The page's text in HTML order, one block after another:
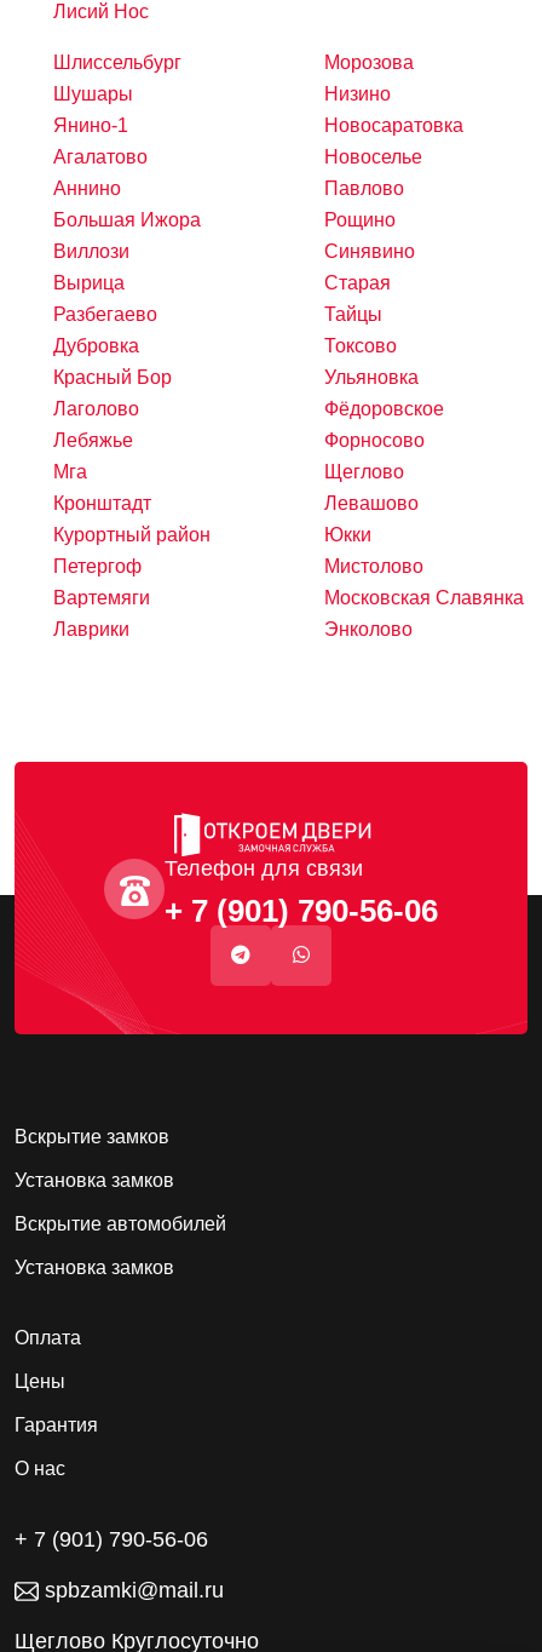
Лисий Нос
Шлиссельбург
Шушары
Янино-1
Агалатово
Аннино
Большая Ижора
Виллози
Вырица
Разбегаево
Дубровка
Красный Бор
Лаголово
Лебяжье
Мга
Кронштадт
Курортный район
Петергоф
Вартемяги
Лаврики
Морозова
Низино
Новосаратовка
Новоселье
Павлово
Рощино
Синявино
Старая
Тайцы
Токсово
Ульяновка
Фёдоровское
Форносово
Щеглово
Левашово
Юкки
Мистолово
Московская Славянка
Энколово
Телефон для связи
+ 7 (901) 790-56-06
Вскрытие замков
Установка замков
Вскрытие автомобилей
Установка замков
Оплата
Цены
Гарантия
О нас
+ 7 (901) 790-56-06
spbzamki@mail.ru
Щеглово Круглосуточно